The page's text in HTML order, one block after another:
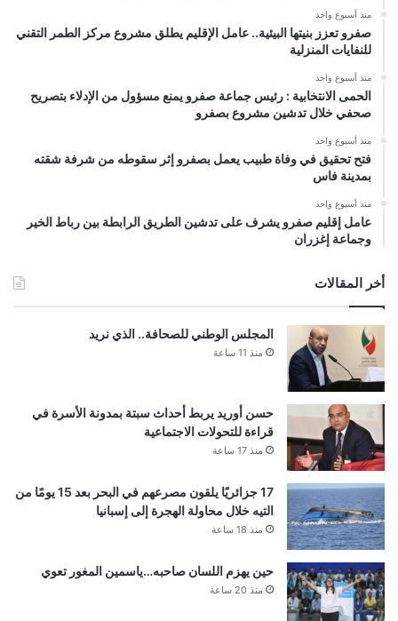
منذ أسبوع واحد
صفرو تعزز بنيتها البيئية.. عامل الإقليم يطلق مشروع مركز الطمر التقني
للنفايات المنزلية
منذ أسبوع واحد
الحمى الانتخابية : رئيس جماعة صفرو يمنع مسؤول من الإدلاء بتصريح
صحفي خلال تدشين مشروع بصفرو
منذ أسبوع واحد
فتح تحقيق في وفاة طبيب يعمل بصفرو إثر سقوطه من شرفة شقته
بمدينة فاس
منذ أسبوع واحد
عامل إقليم صفرو يشرف على تدشين الطريق الرابطة بين رباط الخير
وجماعة إغزران
أخر المقالات
المجلس الوطني للصحافة.. الذي نريد
منذ 11 ساعة
حسن أوريد يربط أحداث سبتة بمدونة الأسرة في
قراءة للتحولات الاجتماعية
منذ 17 ساعة
17 جزائريًا يلقون مصرعهم في البحر بعد 15 يومًا من
التيه خلال محاولة الهجرة إلى إسبانيا
منذ 18 ساعة
حين يهزم اللسان صاحبه…ياسمين المغور تعوي
منذ 20 ساعة